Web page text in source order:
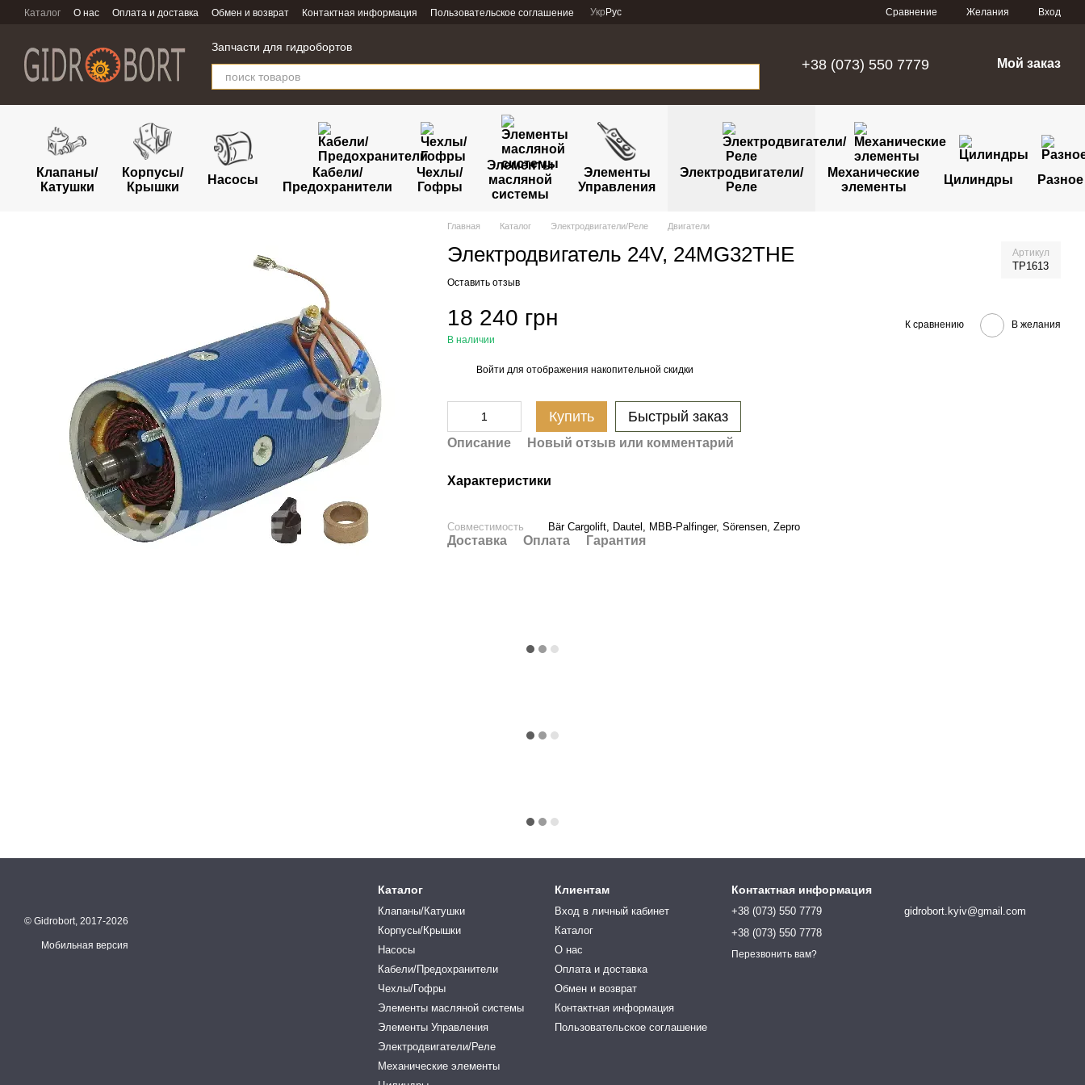
Перейти к основному контенту
Каталог О нас Оплата и доставка Обмен и возврат Контактная информация Пользовательское соглашение Укр Рус Сравнение Желания Вход
Запчасти для гидробортов
+38 (073) 550 7779 Мой заказ
Клапаны/
Катушки
Корпусы/
Крышки
Насосы
Кабели/
Предохранители
Чехлы/
Гофры
Элементы
масляной
системы
Элементы
Управления
Электродвигатели/
Реле
Механические
элементы
Цилиндры Разное
Главная Каталог Электродвигатели/Реле Двигатели
Электродвигатель 24V, 24MG32THE Артикул
TP1613
Оставить отзыв
18 240 грн
В наличии
К сравнению В желания
Войти для отображения накопительной скидки
Купить Быстрый заказ
Описание Новый отзыв или комментарий
Характеристики
Совместимость Bär Cargolift, Dautel, MBB-Palfinger, Sörensen, Zepro
Доставка Оплата Гарантия
© Gidrobort, 2017-2026
Мобильная версия
Каталог
Клапаны/Катушки
Корпусы/Крышки
Насосы
Кабели/Предохранители
Чехлы/Гофры
Элементы масляной системы
Элементы Управления
Электродвигатели/Реле
Механические элементы
Клиентам
Вход в личный кабинет
Каталог
О нас
Оплата и доставка
Обмен и возврат
Контактная информация
Пользовательское соглашение
Контактная информация
+38 (073) 550 7779
+38 (073) 550 7778
Перезвонить вам?
gidrobort.kyiv@gmail.com